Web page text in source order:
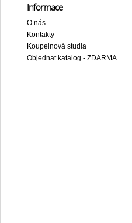
Informace
O nás
Kontakty
Koupelnová studia
Objednat katalog - ZDARMA